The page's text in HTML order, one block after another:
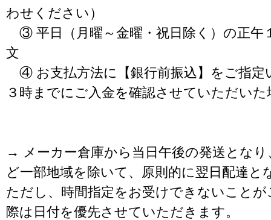
わせください）
③ 平日（月曜～金曜・祝日除く）の正午
文
④ お支払方法に【銀行前振込】をご指定
３時までにご入金を確認させていただいた
→ メーカー倉庫から当日午後の発送となり
ど一部地域を除いて、原則的に翌日配達と
ただし、時間指定をお受けできないこと
際は日付を優先させていただきます。